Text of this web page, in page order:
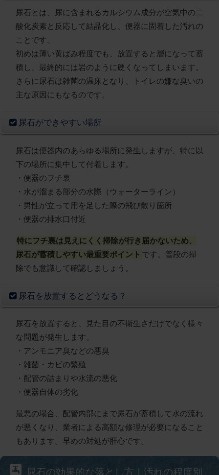
尿石とは、尿に含まれるカルシウム成分が空気中の二
酸化炭素と反応して結晶化し、便器に固着した汚れの
ことです。
初めは薄い黄ばみ程度でも、放置すると層になって蓄
積し、最終的には岩のように硬くなってしまいます。
さらに尿石は雑菌の温床となり、トイレの嫌な臭いの
主な原因にもなるのです。
尿石ができやすい場所
尿石は便器内のあらゆる場所に発生しますが、特に以
下の場所に集中して付着します。
・便器のフチ裏
・水が溜まる部分の水際（ウォーターライン）
・男性が立って用を足した際の飛び散り箇所
・便器の排水口付近
特にフチ裏は見えにくく掃除が行き届かないため、
尿石が蓄積しやすい最重要ポイント です。普段の掃
除でも意識して確認しましょう。
尿石を放置するとどうなる？
尿石を放置すると、見た目の不衛生さだけでなく様々
な問題が発生します。
・アンモニア臭などの悪臭
・雑菌・カビの繁殖
・配管の詰まりや水流の悪化
・便器自体の劣化
最悪の場合、配管内部にまで尿石が蓄積して水の流れ
が悪くなり、業者による高額な修理が必要になること
もあります。早めの対処が肝心です。
尿石の効果的な落とし方｜汚れの程度別